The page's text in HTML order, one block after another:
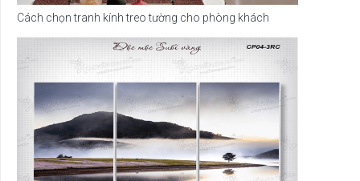
Cách chọn tranh kính treo tường cho phòng khách